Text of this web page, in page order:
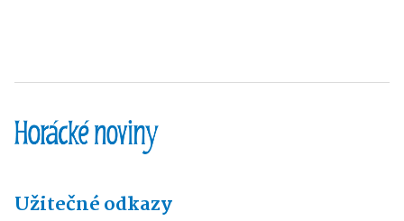
Užitečné odkazy